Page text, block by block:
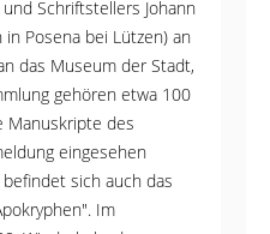
Schriftstellers Johann
Posena bei Lützen) an
das Museum der Stadt,
gehören etwa 100
Manuskripte des
eingesehen
sich auch das
Im